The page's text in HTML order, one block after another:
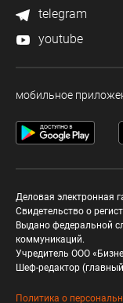
telegram
youtube
мобильное
Деловая электронная
Свидетельство о
Выдано федеральной
коммуникаций.
Учредитель ООО
Шеф-редактор
Политика о